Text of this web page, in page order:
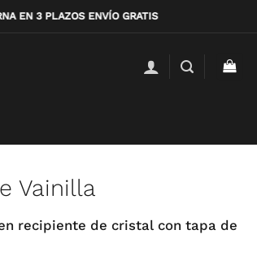
EN 3 PLAZOS ENVÍO GRATIS
Vainilla
recipiente de cristal con tapa de